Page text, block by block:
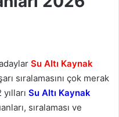
Su Altı Kaynak
sıralamasını çok merak
Su Altı Kaynak
sıralaması ve